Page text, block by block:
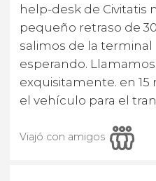
help-desk de Civitatis
pequeño retraso de
salimos de la
esperando.
exquisitamente. en
el vehículo para el
Viajó con amigos